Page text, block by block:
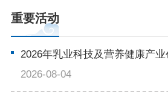
重要活动
2026年乳业科技及营养健康产
2026-08-04